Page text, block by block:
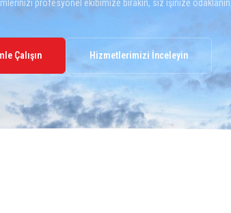
profesyonel ekibimize bırakın, siz işinize odaklanın.
Çalışın Hizmetlerimizi İnceleyin